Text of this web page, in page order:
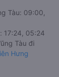
Tàu: 09:00,
17:24, 05:24
Tàu đi
Hưng